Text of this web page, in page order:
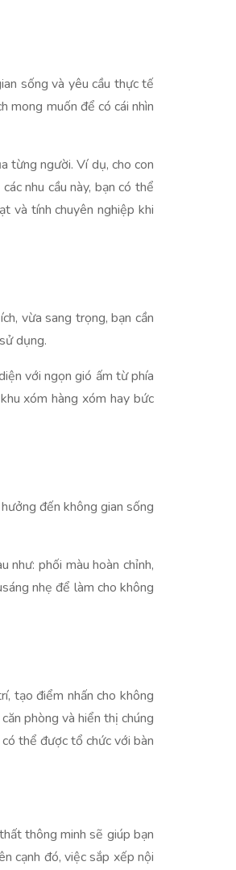
sống và yêu cầu thực tế
mong muốn để có cái nhìn
từng người. Ví dụ, cho con
nhu cầu này, bạn có thể
và tính chuyên nghiệp khi
vừa sang trọng, bạn cần
dụng.
với ngọn gió ấm từ phía
xóm hàng xóm hay bức
đến không gian sống
như: phối màu hoàn chỉnh,
nhẹ để làm cho không
tạo điểm nhấn cho không
phòng và hiển thị chúng
thể được tổ chức với bàn
thông minh sẽ giúp bạn
cạnh đó, việc sắp xếp nội